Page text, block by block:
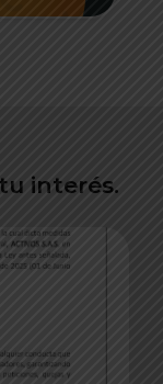
interés.